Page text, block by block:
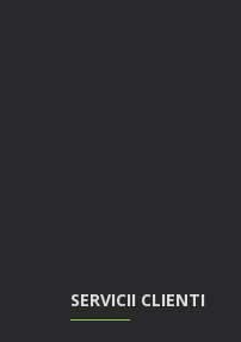
SERVICII CLIENTI